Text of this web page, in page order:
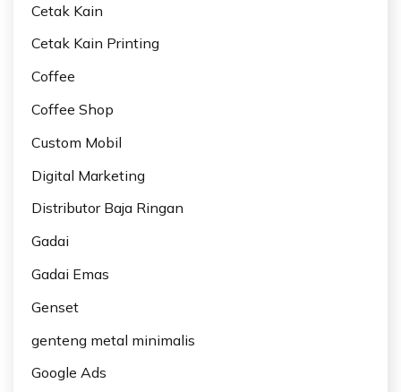
Cetak Kain
Cetak Kain Printing
Coffee
Coffee Shop
Custom Mobil
Digital Marketing
Distributor Baja Ringan
Gadai
Gadai Emas
Genset
genteng metal minimalis
Google Ads